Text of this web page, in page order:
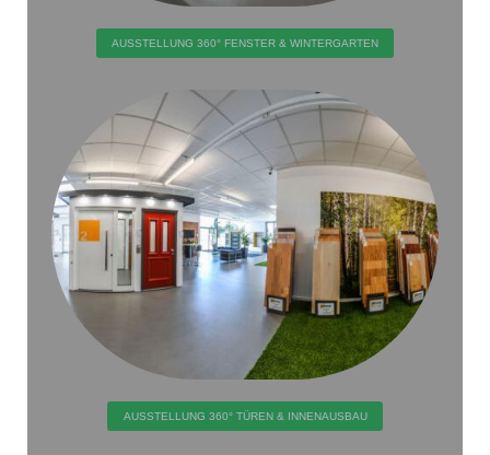
AUSSTELLUNG 360° FENSTER & WINTERGARTEN
AUSSTELLUNG 360° TÜREN & INNENAUSBAU